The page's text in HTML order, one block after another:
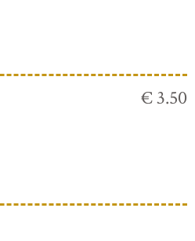
€ 3.50